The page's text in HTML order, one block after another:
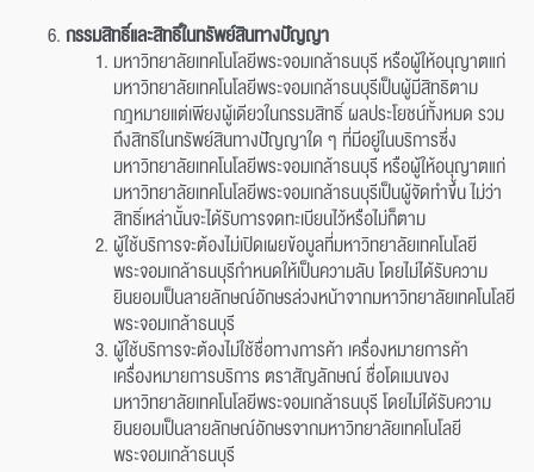
กรรมสิทธิ์และสิทธิ์ในทรัพย์สินทางปัญญา
มหาวิทยาลัยเทคโนโลยีพระจอมเกล้าธนบุรี หรือผู้ให้อนุญาตแก่
มหาวิทยาลัยเทคโนโลยีพระจอมเกล้าธนบุรีเป็นผู้มีสิทธิตาม
กฎหมายแต่เพียงผู้เดียวในกรรมสิทธิ์ ผลประโยชน์ทั้งหมด รวม
ถึงสิทธิในทรัพย์สินทางปัญญาใด ๆ ที่มีอยู่ในบริการซึ่ง
มหาวิทยาลัยเทคโนโลยีพระจอมเกล้าธนบุรี หรือผู้ให้อนุญาตแก่
มหาวิทยาลัยเทคโนโลยีพระจอมเกล้าธนบุรีเป็นผู้จัดทำขึ้น ไม่ว่า
สิทธิ์เหล่านั้นจะได้รับการจดทะเบียนไว้หรือไม่ก็ตาม
ผู้ใช้บริการจะต้องไม่เปิดเผยข้อมูลที่มหาวิทยาลัยเทคโนโลยี
พระจอมเกล้าธนบุรีกำหนดให้เป็นความลับ โดยไม่ได้รับความ
ยินยอมเป็นลายลักษณ์อักษรล่วงหน้าจากมหาวิทยาลัยเทคโนโลยี
พระจอมเกล้าธนบุรี
ผู้ใช้บริการจะต้องไม่ใช้ชื่อทางการค้า เครื่องหมายการค้า
เครื่องหมายการบริการ ตราสัญลักษณ์ ชื่อโดเมนของ
มหาวิทยาลัยเทคโนโลยีพระจอมเกล้าธนบุรี โดยไม่ได้รับความ
ยินยอมเป็นลายลักษณ์อักษรจากมหาวิทยาลัยเทคโนโลยี
พระจอมเกล้าธนบุรี